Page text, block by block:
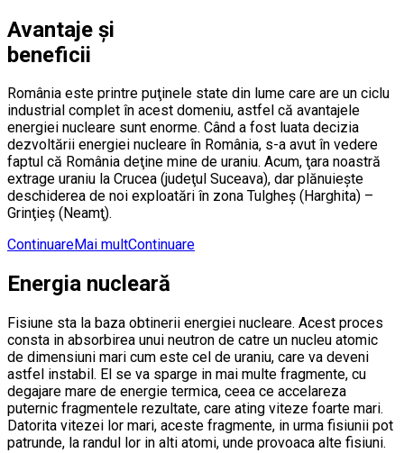
Avantaje și
beneficii
România este printre puţinele state din lume care are un ciclu
industrial complet în acest domeniu, astfel că avantajele
energiei nucleare sunt enorme. Când a fost luata decizia
dezvoltării energiei nucleare în România, s-a avut în vedere
faptul că România deţine mine de uraniu. Acum, ţara noastră
extrage uraniu la Crucea (judeţul Suceava), dar plănuieşte
deschiderea de noi exploatări în zona Tulgheş (Harghita) –
Grinţieş (Neamţ).
ContinuareMai multContinuare
Energia nucleară
Fisiune sta la baza obtinerii energiei nucleare. Acest proces
consta in absorbirea unui neutron de catre un nucleu atomic
de dimensiuni mari cum este cel de uraniu, care va deveni
astfel instabil. El se va sparge in mai multe fragmente, cu
degajare mare de energie termica, ceea ce accelareza
puternic fragmentele rezultate, care ating viteze foarte mari.
Datorita vitezei lor mari, aceste fragmente, in urma fisiunii pot
patrunde, la randul lor in alti atomi, unde provoaca alte fisiuni.